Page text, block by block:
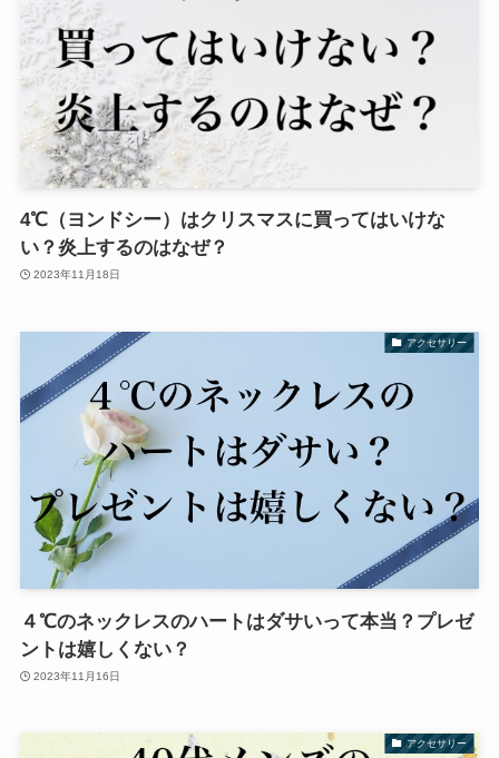
4℃（ヨンドシー）はクリスマスに買ってはいけな
い？炎上するのはなぜ？
2023年11月18日
アクセサリー
４℃のネックレスのハートはダサいって本当？プレゼ
ントは嬉しくない？
2023年11月16日
アクセサリー